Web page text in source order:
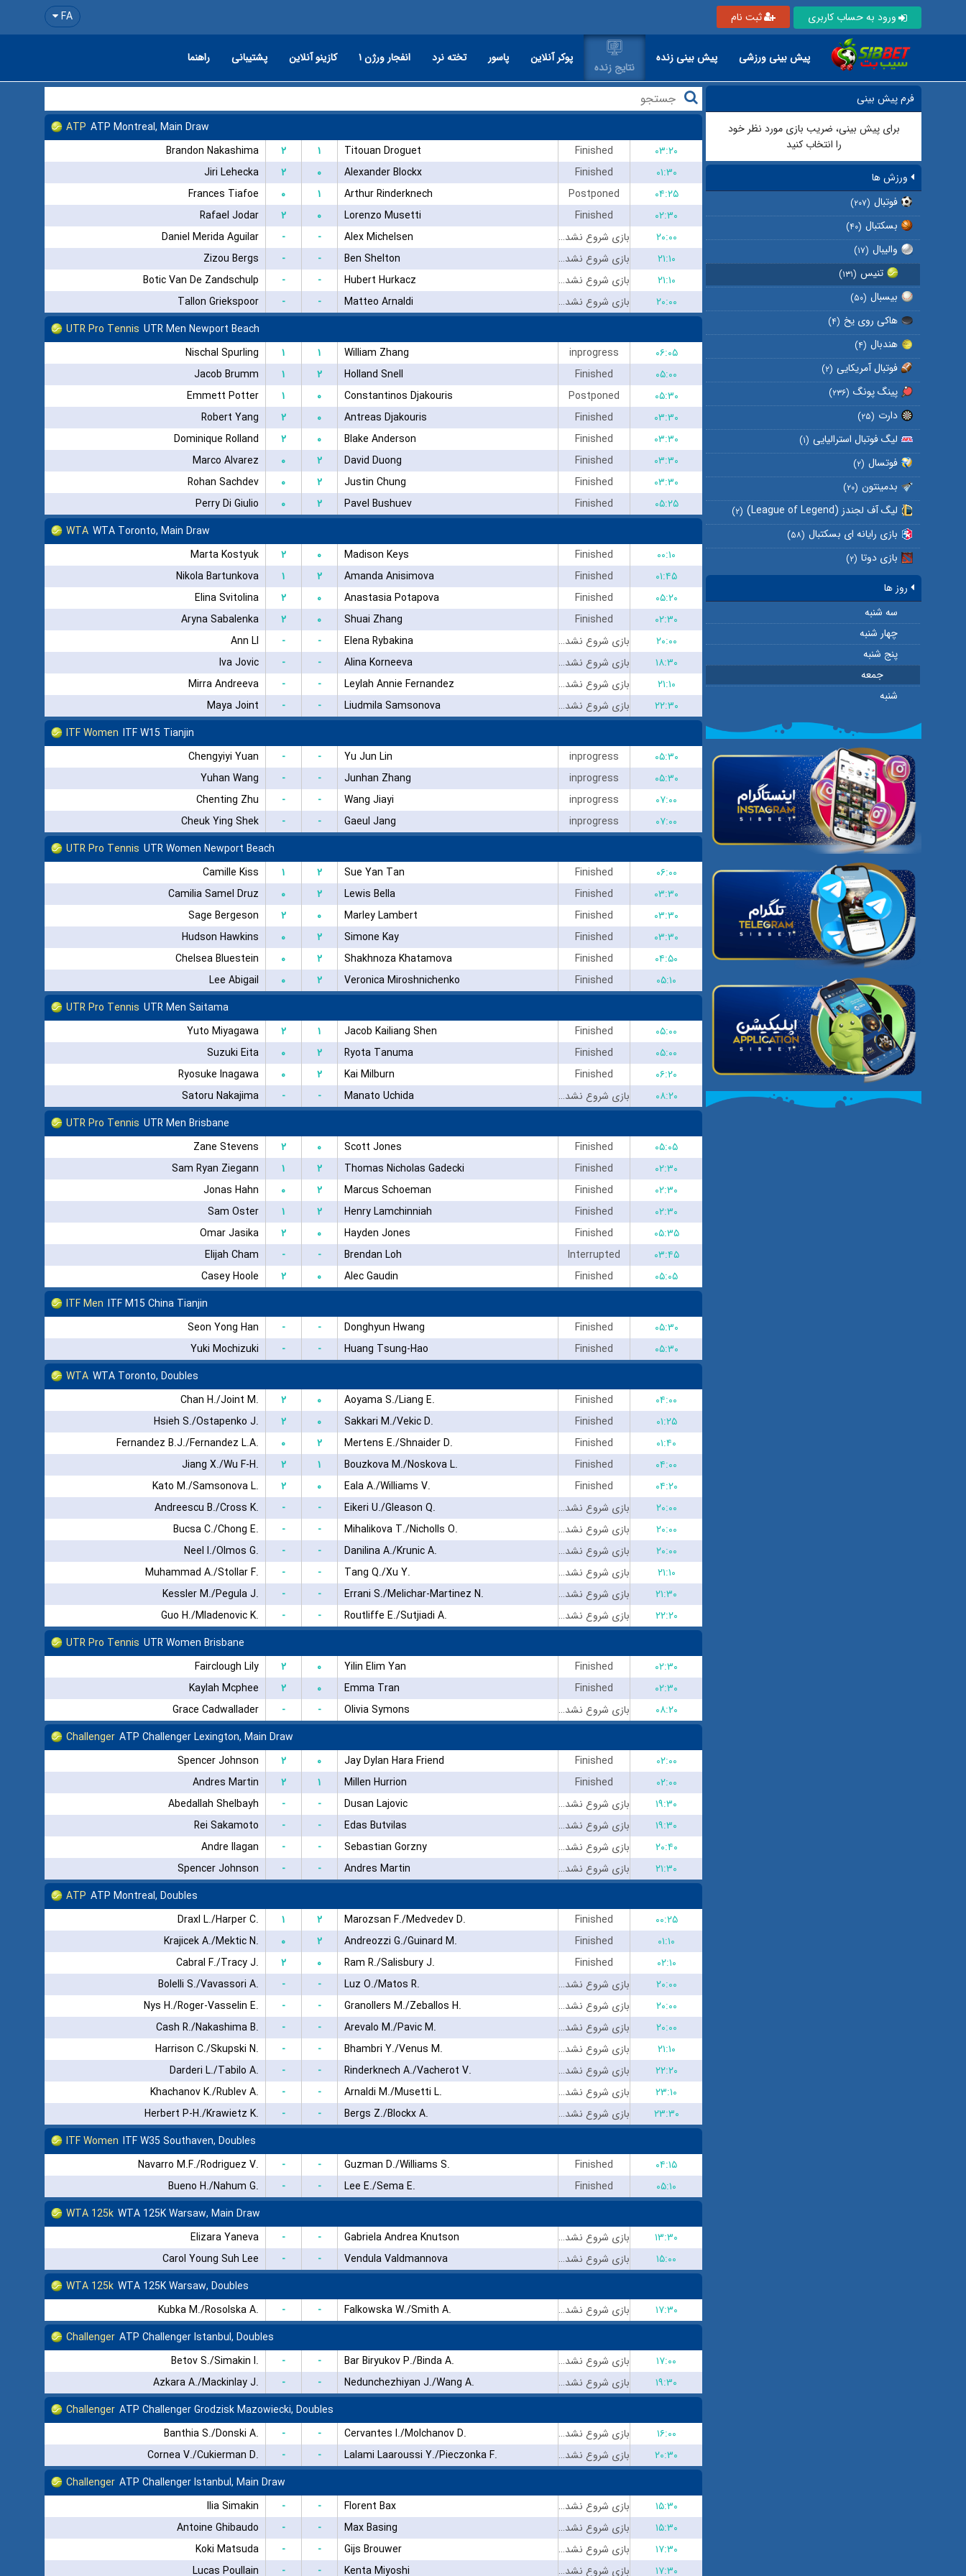
FA ورود به حساب کاربری ثبت نام
پیش بینی ورزشی پیش بینی زنده
نتایج زنده
پوکر آنلاین پاسور تخته نرد انفجار ورژن ۱ کازینو آنلاین پشتیبانی راهنما
فرم پیش بینی
برای پیش بینی، ضریب بازی مورد نظر خود
را انتخاب کنید
ورزش ها
فوتبال (۲۰۷)
بسکتبال (۴۰)
والیبال (۱۷)
تنیس (۱۳۱)
بیسبال (۵۰)
هاکی روی یخ (۴)
هندبال (۴)
فوتبال آمریکایی (۲)
پینگ پونگ (۲۳۶)
دارت (۲۵)
لیگ فوتبال استرالیایی (۱)
فوتسال (۲)
بدمینتون (۲۰)
لیگ آف لجندز (League of Legend) (۲)
بازی رایانه ای بسکتبال (۵۸)
بازی دوتا (۲)
روز ها
سه شنبه
چهار شنبه
پنج شنبه
جمعه
شنبه
ATP ATP Montreal, Main Draw
Brandon Nakashima
۲ ۱ Titouan Droguet Finished
۰۳:۲۰
Jiri Lehecka
۲ ۰ Alexander Blockx Finished
۰۱:۳۰
Frances Tiafoe
۰ ۱ Arthur Rinderknech Postponed
۰۴:۲۵
Rafael Jodar
۲ ۰ Lorenzo Musetti Finished
۰۲:۳۰
Daniel Merida Aguilar
- - Alex Michelsen بازی شروع نشده است
۲۰:۰۰
Zizou Bergs
- - Ben Shelton بازی شروع نشده است
۲۱:۱۰
Botic Van De Zandschulp
- - Hubert Hurkacz بازی شروع نشده است
۲۱:۱۰
Tallon Griekspoor
- - Matteo Arnaldi بازی شروع نشده است
۲۰:۰۰
UTR Pro Tennis UTR Men Newport Beach
Nischal Spurling
۱ ۱ William Zhang inprogress
۰۶:۰۵
Jacob Brumm
۱ ۲ Holland Snell Finished
۰۵:۰۰
Emmett Potter
۱ ۰ Constantinos Djakouris Postponed
۰۵:۳۰
Robert Yang
۲ ۰ Antreas Djakouris Finished
۰۳:۳۰
Dominique Rolland
۲ ۰ Blake Anderson Finished
۰۳:۳۰
Marco Alvarez
۰ ۲ David Duong Finished
۰۳:۳۰
Rohan Sachdev
۰ ۲ Justin Chung Finished
۰۳:۳۰
Perry Di Giulio
۰ ۲ Pavel Bushuev Finished
۰۵:۲۵
WTA WTA Toronto, Main Draw
Marta Kostyuk
۲ ۰ Madison Keys Finished
۰۰:۱۰
Nikola Bartunkova
۱ ۲ Amanda Anisimova Finished
۰۱:۴۵
Elina Svitolina
۲ ۰ Anastasia Potapova Finished
۰۵:۲۰
Aryna Sabalenka
۲ ۰ Shuai Zhang Finished
۰۲:۳۰
Ann LI
- - Elena Rybakina بازی شروع نشده است
۲۰:۰۰
Iva Jovic
- - Alina Korneeva بازی شروع نشده است
۱۸:۳۰
Mirra Andreeva
- - Leylah Annie Fernandez بازی شروع نشده است
۲۱:۱۰
Maya Joint
- - Liudmila Samsonova بازی شروع نشده است
۲۲:۳۰
ITF Women ITF W15 Tianjin
Chengyiyi Yuan
- - Yu Jun Lin inprogress
۰۵:۳۰
Yuhan Wang
- - Junhan Zhang inprogress
۰۵:۳۰
Chenting Zhu
- - Wang Jiayi inprogress
۰۷:۰۰
Cheuk Ying Shek
- - Gaeul Jang inprogress
۰۷:۰۰
UTR Pro Tennis UTR Women Newport Beach
Camille Kiss
۱ ۲ Sue Yan Tan Finished
۰۶:۰۰
Camilia Samel Druz
۰ ۲ Lewis Bella Finished
۰۳:۳۰
Sage Bergeson
۲ ۰ Marley Lambert Finished
۰۳:۳۰
Hudson Hawkins
۰ ۲ Simone Kay Finished
۰۳:۳۰
Chelsea Bluestein
۰ ۲ Shakhnoza Khatamova Finished
۰۴:۵۰
Lee Abigail
۰ ۲ Veronica Miroshnichenko Finished
۰۵:۱۰
UTR Pro Tennis UTR Men Saitama
Yuto Miyagawa
۲ ۱ Jacob Kailiang Shen Finished
۰۵:۰۰
Suzuki Eita
۰ ۲ Ryota Tanuma Finished
۰۵:۰۰
Ryosuke Inagawa
۰ ۲ Kai Milburn Finished
۰۶:۲۰
Satoru Nakajima
- - Manato Uchida بازی شروع نشده است
۰۸:۲۰
UTR Pro Tennis UTR Men Brisbane
Zane Stevens
۲ ۰ Scott Jones Finished
۰۵:۰۵
Sam Ryan Ziegann
۱ ۲ Thomas Nicholas Gadecki Finished
۰۲:۳۰
Jonas Hahn
۰ ۲ Marcus Schoeman Finished
۰۲:۳۰
Sam Oster
۱ ۲ Henry Lamchinniah Finished
۰۲:۳۰
Omar Jasika
۲ ۰ Hayden Jones Finished
۰۵:۳۵
Elijah Cham
- - Brendan Loh Interrupted
۰۳:۴۵
Casey Hoole
۲ ۰ Alec Gaudin Finished
۰۵:۰۵
ITF Men ITF M15 China Tianjin
Seon Yong Han
- - Donghyun Hwang Finished
۰۵:۳۰
Yuki Mochizuki
- - Huang Tsung-Hao Finished
۰۵:۳۰
WTA WTA Toronto, Doubles
Chan H./Joint M.
۲ ۰ Aoyama S./Liang E. Finished
۰۴:۰۰
Hsieh S./Ostapenko J.
۲ ۰ Sakkari M./Vekic D. Finished
۰۱:۲۵
Fernandez B.J./Fernandez L.A.
۰ ۲ Mertens E./Shnaider D. Finished
۰۱:۴۰
Jiang X./Wu F-H.
۲ ۱ Bouzkova M./Noskova L. Finished
۰۴:۰۰
Kato M./Samsonova L.
۲ ۰ Eala A./Williams V. Finished
۰۴:۲۰
Andreescu B./Cross K.
- - Eikeri U./Gleason Q. بازی شروع نشده است
۲۰:۰۰
Bucsa C./Chong E.
- - Mihalikova T./Nicholls O. بازی شروع نشده است
۲۰:۰۰
Neel I./Olmos G.
- - Danilina A./Krunic A. بازی شروع نشده است
۲۰:۰۰
Muhammad A./Stollar F.
- - Tang Q./Xu Y. بازی شروع نشده است
۲۱:۱۰
Kessler M./Pegula J.
- - Errani S./Melichar-Martinez N. بازی شروع نشده است
۲۱:۳۰
Guo H./Mladenovic K.
- - Routliffe E./Sutjiadi A. بازی شروع نشده است
۲۲:۲۰
UTR Pro Tennis UTR Women Brisbane
Fairclough Lily
۲ ۰ Yilin Elim Yan Finished
۰۲:۳۰
Kaylah Mcphee
۲ ۰ Emma Tran Finished
۰۲:۳۰
Grace Cadwallader
- - Olivia Symons بازی شروع نشده است
۰۸:۲۰
Challenger ATP Challenger Lexington, Main Draw
Spencer Johnson
۲ ۰ Jay Dylan Hara Friend Finished
۰۲:۰۰
Andres Martin
۲ ۱ Millen Hurrion Finished
۰۲:۰۰
Abedallah Shelbayh
- - Dusan Lajovic بازی شروع نشده است
۱۹:۳۰
Rei Sakamoto
- - Edas Butvilas بازی شروع نشده است
۱۹:۳۰
Andre Ilagan
- - Sebastian Gorzny بازی شروع نشده است
۲۰:۴۰
Spencer Johnson
- - Andres Martin بازی شروع نشده است
۲۱:۳۰
ATP ATP Montreal, Doubles
Draxl L./Harper C.
۱ ۲ Marozsan F./Medvedev D. Finished
۰۰:۲۵
Krajicek A./Mektic N.
۰ ۲ Andreozzi G./Guinard M. Finished
۰۱:۱۰
Cabral F./Tracy J.
۲ ۰ Ram R./Salisbury J. Finished
۰۲:۱۰
Bolelli S./Vavassori A.
- - Luz O./Matos R. بازی شروع نشده است
۲۰:۰۰
Nys H./Roger-Vasselin E.
- - Granollers M./Zeballos H. بازی شروع نشده است
۲۰:۰۰
Cash R./Nakashima B.
- - Arevalo M./Pavic M. بازی شروع نشده است
۲۰:۰۰
Harrison C./Skupski N.
- - Bhambri Y./Venus M. بازی شروع نشده است
۲۱:۱۰
Darderi L./Tabilo A.
- - Rinderknech A./Vacherot V. بازی شروع نشده است
۲۲:۲۰
Khachanov K./Rublev A.
- - Arnaldi M./Musetti L. بازی شروع نشده است
۲۳:۱۰
Herbert P-H./Krawietz K.
- - Bergs Z./Blockx A. بازی شروع نشده است
۲۳:۳۰
ITF Women ITF W35 Southaven, Doubles
Navarro M.F./Rodriguez V.
- - Guzman D./Williams S. Finished
۰۴:۱۵
Bueno H./Nahum G.
- - Lee E./Sema E. Finished
۰۵:۱۰
WTA 125k WTA 125K Warsaw, Main Draw
Elizara Yaneva
- - Gabriela Andrea Knutson بازی شروع نشده است
۱۳:۳۰
Carol Young Suh Lee
- - Vendula Valdmannova بازی شروع نشده است
۱۵:۰۰
WTA 125k WTA 125K Warsaw, Doubles
Kubka M./Rosolska A.
- - Falkowska W./Smith A. بازی شروع نشده است
۱۷:۳۰
Challenger ATP Challenger Istanbul, Doubles
Betov S./Simakin I.
- - Bar Biryukov P./Binda A. بازی شروع نشده است
۱۷:۰۰
Azkara A./Mackinlay J.
- - Nedunchezhiyan J./Wang A. بازی شروع نشده است
۱۹:۳۰
Challenger ATP Challenger Grodzisk Mazowiecki, Doubles
Banthia S./Donski A.
- - Cervantes I./Molchanov D. بازی شروع نشده است
۱۶:۰۰
Cornea V./Cukierman D.
- - Lalami Laaroussi Y./Pieczonka F. بازی شروع نشده است
۲۰:۳۰
Challenger ATP Challenger Istanbul, Main Draw
Ilia Simakin
- - Florent Bax بازی شروع نشده است
۱۵:۳۰
Antoine Ghibaudo
- - Max Basing بازی شروع نشده است
۱۵:۳۰
Koki Matsuda
- - Gijs Brouwer بازی شروع نشده است
۱۷:۳۰
Lucas Poullain
- - Kenta Miyoshi بازی شروع نشده است ۱۷:۳۰